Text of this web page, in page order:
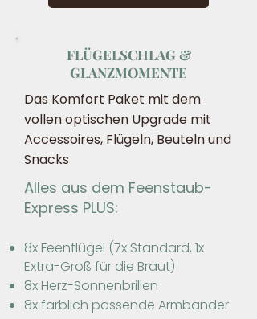
FLÜGELSCHLAG &
GLANZMOMENTE
Das Komfort Paket mit dem
vollen optischen Upgrade mit
Accessoires, Flügeln, Beuteln und
Snacks
​Alles aus dem Feenstaub-
Express PLUS:
8x Feenflügel (7x Standard, 1x
Extra-Groß für die Braut)
8x Herz-Sonnenbrillen
8x farblich passende Armbänder